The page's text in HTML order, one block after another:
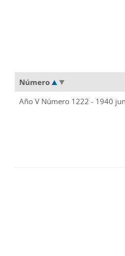
Número
Año V Número 1222 - 1940